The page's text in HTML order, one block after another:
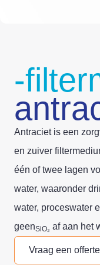
-
Antraciet is een
en zuiver
één of twee lagen
water, waaronder
water, proceswater
geenSiO₂ af aan het
Vraag een